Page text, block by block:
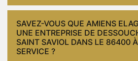
SAVEZ-VOUS QUE AMIENS
UNE ENTREPRISE DE
SAINT SAVIOL DANS LE 86400
SERVICE ?